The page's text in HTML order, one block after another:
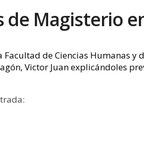
de Magisterio
Facultad de Ciencias Humanas
Victor Juan explicándoles